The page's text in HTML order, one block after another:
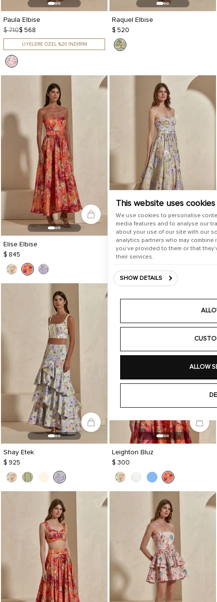
This website uses cookies
We use cookies to personalise
media features and to analyse our
about your use of our site with our
analytics partners who may
you’ve provided to them or that
their services.
SHOW DETAILS
ALLOW
Paula Elbise
$ 710$ 568
ÜYELERE ÖZEL %20 İNDİRİM
Raquel Elbise
$ 520
Elise Elbise
$ 845
Elise Elbise
$ 845
Shay Etek
$ 925
Leighton Bluz
$ 300